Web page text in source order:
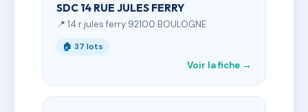
SDC 14 RUE JULES FERRY
📍 14 r jules ferry 92100 BOULOGNE
🏠 37 lots
Voir la fiche →